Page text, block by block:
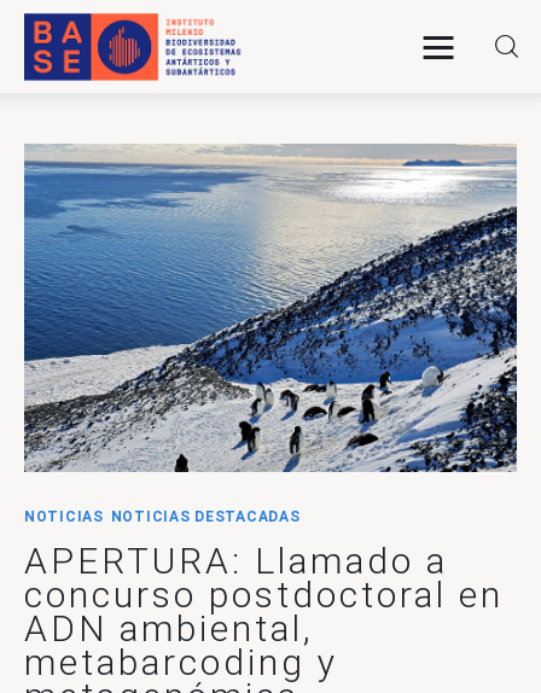
INICIO
SOMOS
INVESTIGACIÓN
PUBLICACIONES
COLABORACIÓN
COMUNICACIONES
NOTICIAS NOTICIAS DESTACADAS
APERTURA: Llamado a
concurso postdoctoral en
ADN ambiental,
metabarcoding y